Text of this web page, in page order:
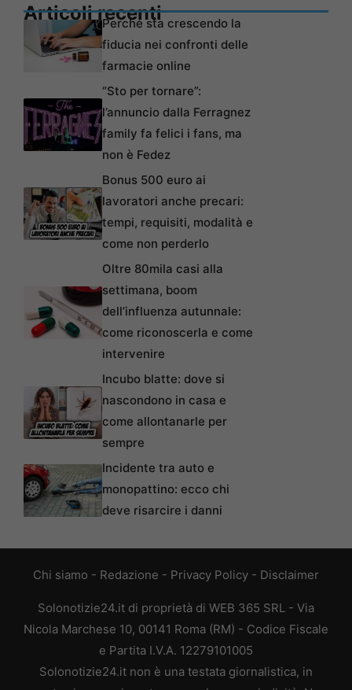
Articoli recentiPerché sta crescendo la
fiducia nei confronti delle
farmacie online
“Sto per tornare”:
l’annuncio dalla Ferragnez
family fa felici i fans, ma
non è Fedez
Bonus 500 euro ai
lavoratori anche precari:
tempi, requisiti, modalità e
come non perderlo
Oltre 80mila casi alla
settimana, boom
dell’influenza autunnale:
come riconoscerla e come
intervenire
Incubo blatte: dove si
nascondono in casa e
come allontanarle per
sempre
Incidente tra auto e
monopattino: ecco chi
deve risarcire i danni
Chi siamo - Redazione - Privacy Policy - Disclaimer
Solonotizie24.it di proprietà di WEB 365 SRL - Via
Nicola Marchese 10, 00141 Roma (RM) - Codice Fiscale
e Partita I.V.A. 12279101005
Solonotizie24.it non è una testata giornalistica, in